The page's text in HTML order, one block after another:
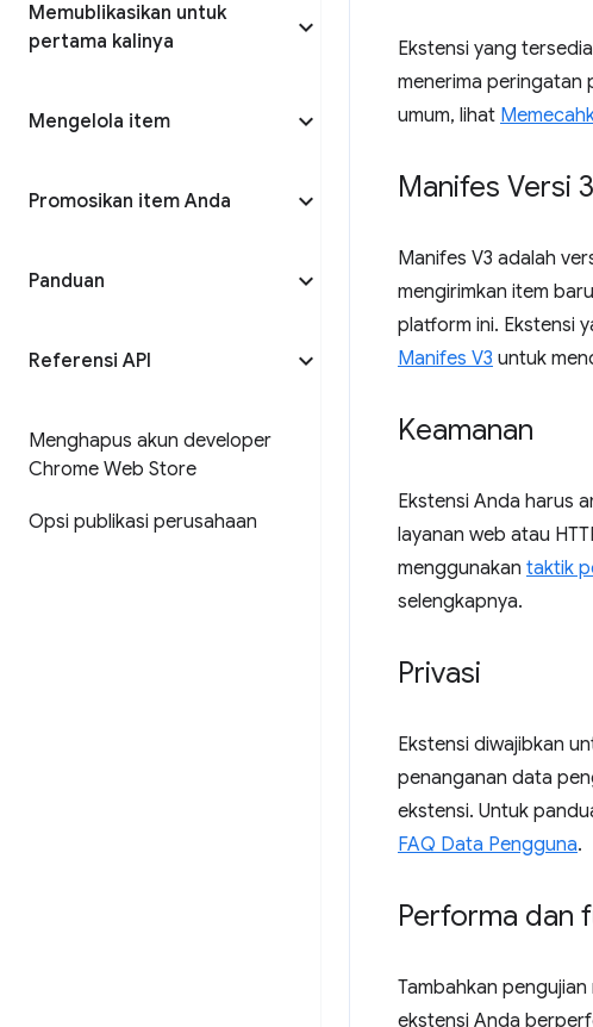
Memublikasikan untuk
pertama kalinya
Mengelola item
Promosikan item Anda
Panduan
Referensi API
Menghapus akun developer
Chrome Web Store
Opsi publikasi perusahaan
Ekstensi yang
menerima peringatan
umum, lihat
Manifes Versi 3
Manifes V3 adalah
mengirimkan item
platform ini. Ekstensi
Manifes V3 untuk
Keamanan
Ekstensi Anda harus
layanan web atau
menggunakan taktik
selengkapnya.
Privasi
Ekstensi diwajibkan
penanganan data
ekstensi. Untuk
FAQ Data Pengguna.
Performa dan
Tambahkan
ekstensi Anda